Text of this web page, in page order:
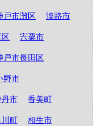
戸市灘区 淡路市
宍粟市
戸市長田区
野市
丹市 香美町
町 相生市